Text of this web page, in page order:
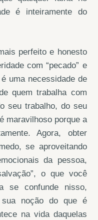
é inteiramente do
perfeito e honesto
com “pecado” e
uma necessidade de
quem trabalha com
seu trabalho, do seu
maravilhoso porque a
Agora, obter
se aproveitando
da pessoa,
o que você
se confunde nisso,
sua noção do que é
na vida daquelas